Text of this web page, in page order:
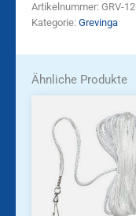
Artikelnummer: GRV-
Kategorie: Grevinga
Ähnliche Produkte